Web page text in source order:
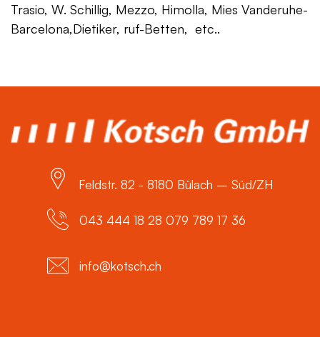
Trasio, W. Schillig, Mezzo, Himolla, Mies Vanderuhe-
Barcelona,Dietiker, ruf-Betten, etc..
Feldstr. 82 - 8180 Bülach – Süd/ZH
043 444 18 28 079 789 17 36
info@kotsch.ch